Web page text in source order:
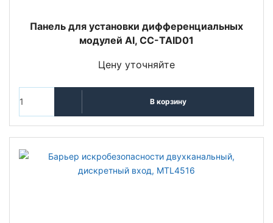
Панель для установки дифференциальных
модулей AI, CC-TAID01
Цену уточняйте
В корзину